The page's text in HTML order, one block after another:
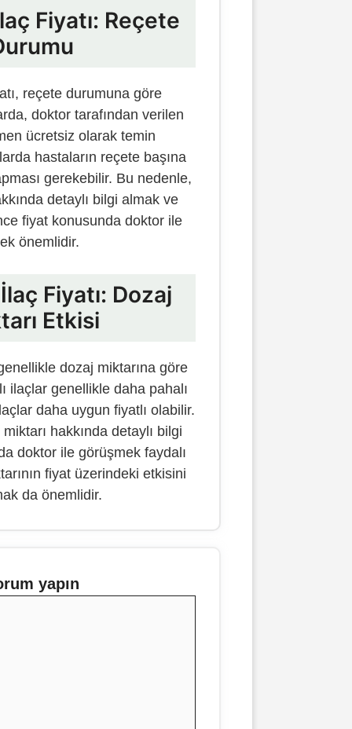
Fiyatı: Reçete
reçete durumuna göre
doktor tarafından verilen
ücretsiz olarak temin
hastaların reçete başına
gerekebilir. Bu nedenle,
detaylı bilgi almak ve
fiyat konusunda doktor ile
önemlidir.
Fiyatı: Dozaj
Etkisi
dozaj miktarına göre
ilaçlar genellikle daha pahalı
daha uygun fiyatlı olabilir.
hakkında detaylı bilgi
doktor ile görüşmek faydalı
fiyat üzerindeki etkisini
da önemlidir.
yapın